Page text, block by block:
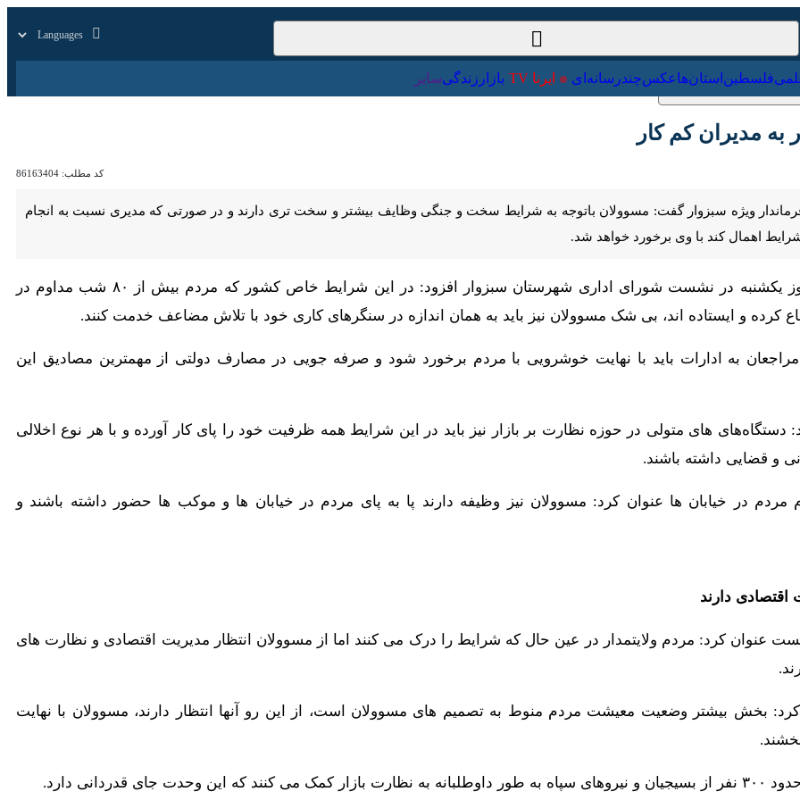
علمی فلسطین استان‌ها عکس چندرسانه‌ای ایرنا TV
کم کار
کد مطلب: 86163404